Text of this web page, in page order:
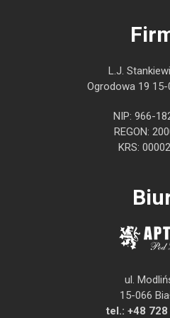
L.J.
Ogrodowa 19 15-
NIP: 966-
REGON:
KRS:
ul.
15-066
tel.: +48